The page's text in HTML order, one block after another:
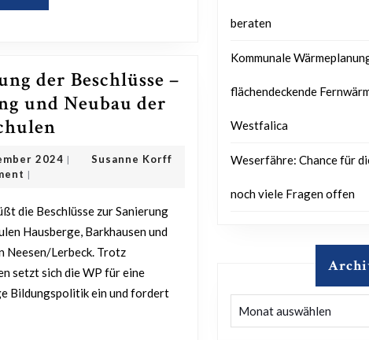
Quartiersentwicklung
der Beschlüsse –
und Neubau der
Begrüssung
der
Beschlüsse
Sanierung
und
Neubau
der
202413.
| Susanne KorffSusanne
|
Hausberge, Barkhausen und
Neesen/Lerbeck. Trotz
setzt sich die WP für eine
Bildungspolitik ein und fordert
beraten
Kommunale
flächendeckende
Westfalica
Weserfähre: Chance für
noch viele Fragen offen